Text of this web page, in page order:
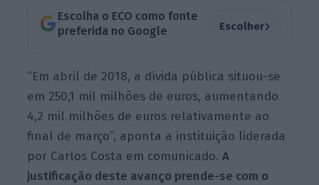
Escolha o ECO como fonte
preferida no Google
Escolher›
“Em abril de 2018, a dívida pública situou-se
em 250,1 mil milhões de euros, aumentando
4,2 mil milhões de euros relativamente ao
final de março”, aponta a instituição liderada
por Carlos Costa em comunicado.A
justificação deste avanço prende-se com o